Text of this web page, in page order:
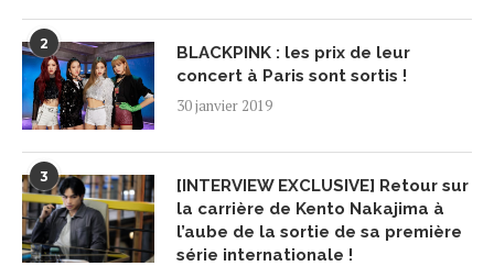
2
BLACKPINK : les prix de leur
concert à Paris sont sortis !
30 janvier 2019
3
[INTERVIEW EXCLUSIVE] Retour sur
la carrière de Kento Nakajima à
l’aube de la sortie de sa première
série internationale !